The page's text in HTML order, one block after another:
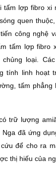
tấm lợp fibro xi
quen
công nghệ
tấm lợp fibro
loại.
tính linh hoạt
tấm phẳng
trữ lượng
đã ứng
để cho ra
thị hiếu của